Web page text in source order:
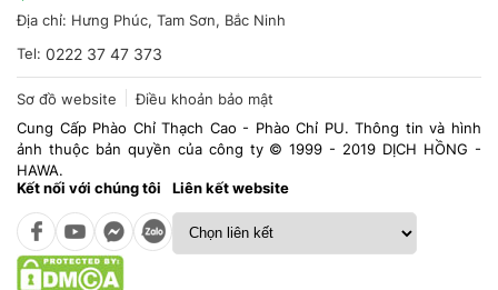
Địa chỉ: Hưng Phúc, Tam Sơn, Bắc Ninh
Tel: 0222 37 47 373
Sơ đồ website
Điều khoản bảo mật
Cung Cấp Phào Chỉ Thạch Cao - Phào Chỉ PU. Thông tin và hình
ảnh thuộc bản quyền của công ty © 1999 - 2019 DỊCH HỒNG -
HAWA.
Kết nối với chúng tôi
Liên kết website